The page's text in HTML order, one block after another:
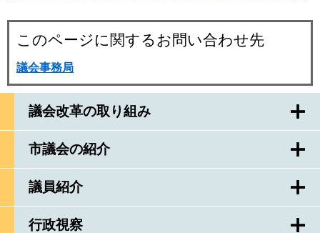
議会改革の取り組み
市議会の紹介
議員紹介
行政視察
このページに関するお問い合わせ先
議会事務局